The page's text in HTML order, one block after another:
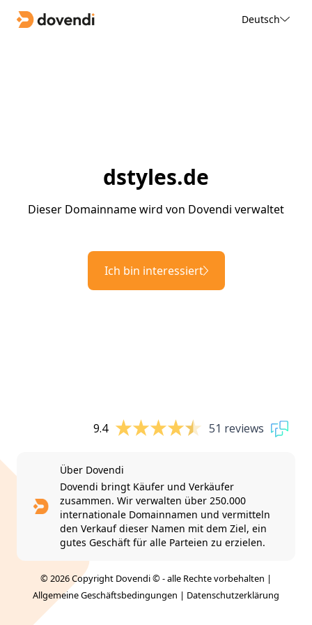
Deutsch
dstyles.de
Dieser Domainname wird von Dovendi verwaltet
Ich bin interessiert
9.4 51 reviews
Über Dovendi
Dovendi bringt Käufer und Verkäufer
zusammen. Wir verwalten über 250.000
internationale Domainnamen und vermitteln
den Verkauf dieser Namen mit dem Ziel, ein
gutes Geschäft für alle Parteien zu erzielen.
© 2026 Copyright Dovendi © - alle Rechte vorbehalten |
Allgemeine Geschäftsbedingungen | Datenschutzerklärung